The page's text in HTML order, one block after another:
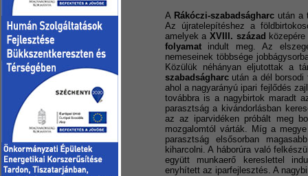
A Rákóczi-szabadságharcután a
Az újratelepítéshez a
amelyek a XVIII. század
folyamatindult meg. Az
nemeseinek többsége
Közülük néhányan eljutottak a
szabadságharcután a dél
ahol a nagyarányú ipari fejlődés
továbbra is a nagybirtok maradt
parasztság a kivándorlásban
az az iparvidéken próbált meg
mozgalomtól várták. Míg a
parasztság elsősorban
kiharcolni. A háborúra való
együtt munkaerő kereslettel
enyhített az iparfejlesztés. A